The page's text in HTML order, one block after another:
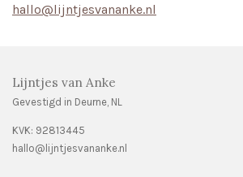
hallo@lijntjesvananke.nl
Lijntjes van Anke
Gevestigd in Deurne, NL
KVK: 92813445
hallo@lijntjesvananke.nl